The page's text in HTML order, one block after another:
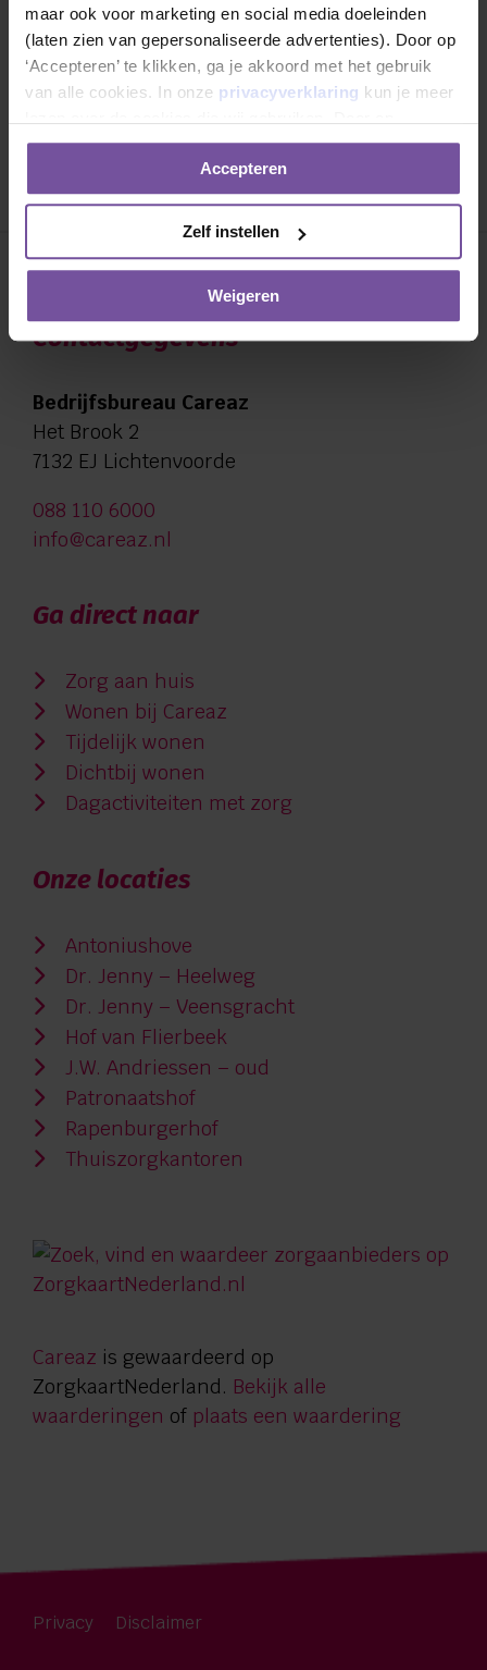
maar ook voor marketing en social media doeleinden
(laten zien van gepersonaliseerde advertenties). Door op
‘Accepteren’ te klikken, ga je akkoord met het gebruik
van alle cookies. In onze privacyverklaring kun je meer
‘Weigeren’ te klikken ga je alleen akkoord met het gebruik
van noodzakelijke cookies.Accepteren
Zelf instellen
Weigeren
Contactgegevens
Bedrijfsbureau Careaz
Het Brook 2
7132 EJ Lichtenvoorde
088 110 6000
info@careaz.nl
Ga direct naar
Zorg aan huis
Wonen bij Careaz
Tijdelijk wonen
Dichtbij wonen
Dagactiviteiten met zorg
Onze locaties
Antoniushove
Dr. Jenny – Heelweg
Dr. Jenny – Veensgracht
Hof van Flierbeek
J.W. Andriessen – oud
Patronaatshof
Rapenburgerhof
Thuiszorgkantoren
Careaz is gewaardeerd op
ZorgkaartNederland. Bekijk alle
waarderingen of plaats een waardering
Privacy Disclaimer